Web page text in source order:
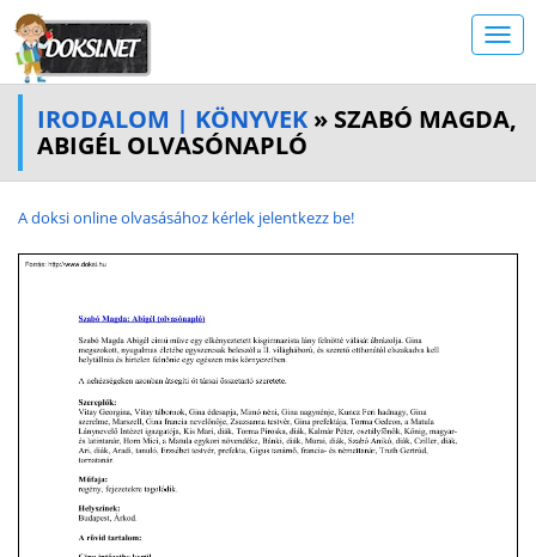
IRODALOM | KÖNYVEK » SZABÓ MAGDA,
ABIGÉL OLVASÓNAPLÓ
A doksi online olvasásához kérlek jelentkezz be!